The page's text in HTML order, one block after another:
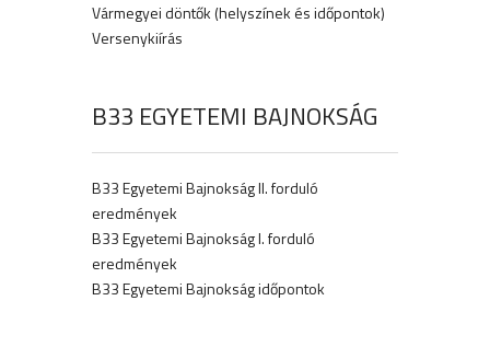
Vármegyei döntők (helyszínek és időpontok)
Versenykiírás
B33 EGYETEMI BAJNOKSÁG
B33 Egyetemi Bajnokság II. forduló
eredmények
B33 Egyetemi Bajnokság I. forduló
eredmények
B33 Egyetemi Bajnokság időpontok